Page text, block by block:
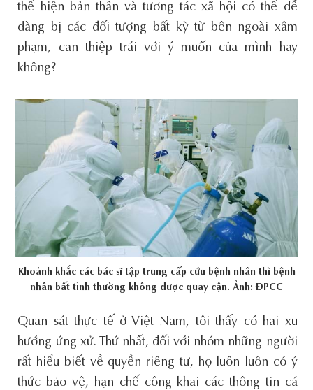
thể hiện bản thân và tương tác xã hội có thể dễ
dàng bị các đối tượng bất kỳ từ bên ngoài xâm
phạm, can thiệp trái với ý muốn của mình hay
không?
Khoảnh khắc các bác sĩ tập trung cấp cứu bệnh nhân thì bệnh
nhân bất tỉnh thường không được quay cận. Ảnh: ĐPCC
Quan sát thực tế ở Việt Nam, tôi thấy có hai xu
hướng ứng xử. Thứ nhất, đối với nhóm những người
rất hiểu biết về quyền riêng tư, họ luôn luôn có ý
thức bảo vệ, hạn chế công khai các thông tin cá